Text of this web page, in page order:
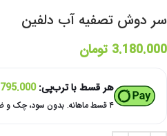
سر دوش تصفیه آب دلفین
3.180.000 تومان
هر قسط با ترب‌پی:795.000
۴ قسط ماهانه. بدون سود، چک و ضامن.